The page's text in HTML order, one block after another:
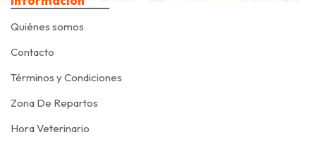
Quiénes somos
Contacto
Términos y Condiciones
Zona De Repartos
Hora Veterinario